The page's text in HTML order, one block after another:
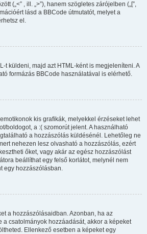
(„<” , ill. „>”), hanem szögletes zárójelben („[”,
lásd a BBCode útmutatót, melyet a
el.
t küldeni, majd azt HTML-ként is megjeleníteni. A
formázás BBCode használatával is elérhető.
kis grafikák, melyekkel érzéseket lehet
boldogot, a :( szomorút jelent. A használható
a hozzászólás küldésénél. Lehetőleg ne
nehezen lesz olvasható a hozzászólás, ezért
őket, vagy akár az egész hozzászólást
beállíthat egy felső korlátot, melynél nem
egy hozzászólásban.
a hozzászólásaidban. Azonban, ha az
a csatolmányok hozzáadását, akkor a képeket
Ellenkező esetben a képeket egy